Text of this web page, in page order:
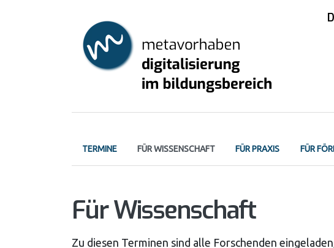
Primary
tabs
TERMINE FÜR WISSENSCHAFT FÜR PRAXIS FÜR
Für Wissenschaft
Zu diesen Terminen sind alle Forschenden